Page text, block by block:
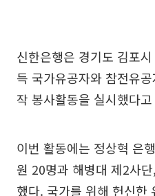
신한은행은 경기도 김포
득 국가유공자와 참전유
작 봉사활동을 실시했다
이번 활동에는 정상혁 은
원 20명과 해병대 제2사
했다. 국가를 위해 헌신한